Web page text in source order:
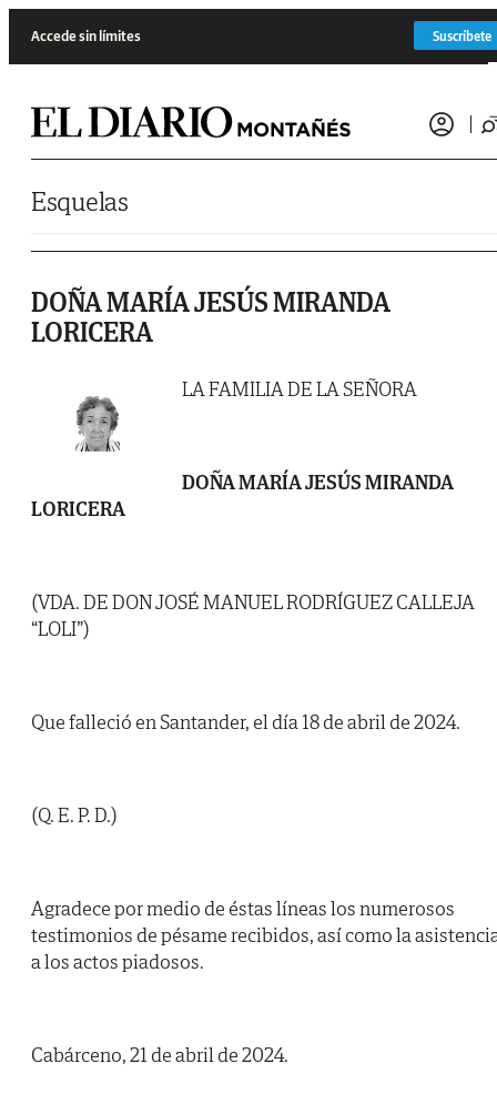
Accede sin límites Suscríbete
Esquelas
DOÑA MARÍA JESÚS MIRANDA
LORICERA
LA FAMILIA DE LA SEÑORA
DOÑA MARÍA JESÚS MIRANDA
LORICERA
(VDA. DE DON JOSÉ MANUEL RODRÍGUEZ CALLEJA
“LOLI”)
Que falleció en Santander, el día 18 de abril de 2024.
(Q. E. P. D.)
Agradece por medio de éstas líneas los numerosos
testimonios de pésame recibidos, así como la
a los actos piadosos.
Cabárceno, 21 de abril de 2024.